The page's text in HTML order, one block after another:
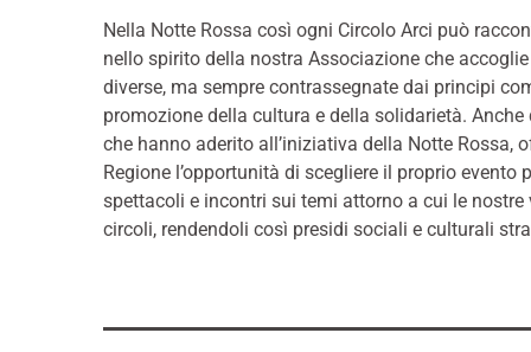
Nella Notte Rossa così ogni Circolo Arci può
nello spirito della nostra Associazione che
diverse, ma sempre contrassegnate dai principi
promozione della cultura e della solidarietà.
che hanno aderito all’iniziativa della Notte Rossa,
Regione l’opportunità di scegliere il proprio
spettacoli e incontri sui temi attorno a cui le
circoli, rendendoli così presidi sociali e culturali